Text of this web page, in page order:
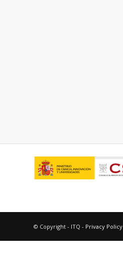
© Copyright - ITQ - Privacy Policy